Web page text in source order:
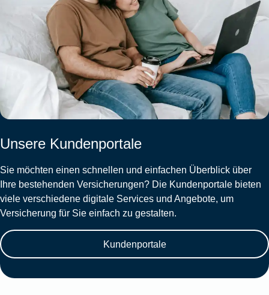
Unsere Kundenportale
Sie möchten einen schnellen und einfachen Überblick über
Ihre bestehenden Versicherungen? Die Kundenportale bieten
viele verschiedene digitale Services und Angebote, um
Versicherung für Sie einfach zu gestalten.
Kundenportale